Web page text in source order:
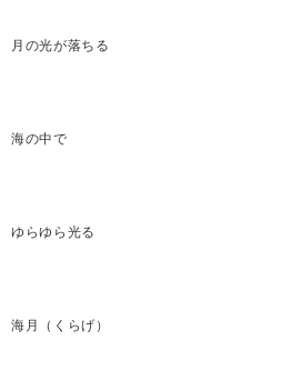
月の光が落ちる
海の中で
ゆらゆら光る
海月（くらげ）